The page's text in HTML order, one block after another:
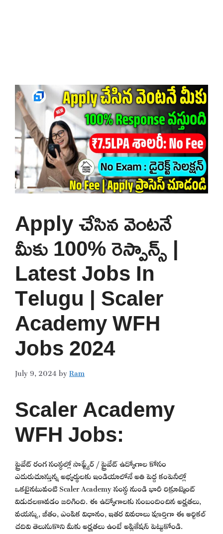
Apply చేసిన వెంటనే
మీకు 100% రెస్పాన్స్ |
Latest Jobs In
Telugu | Scaler
Academy WFH
Jobs 2024
July 9, 2024byRam
Scaler Academy
WFH Jobs:
ప్రైవేట్ రంగ సంస్థల్లో సాఫ్ట్వేర్ / ప్రైవేట్ ఉద్యోగాల కోసం
ఎదురుచూస్తున్న అభ్యర్థులకు ఇండియాలోనే అతి పెద్ద కంపెనీల్లో
ఒకటైనటువంటి Scaler Academy సంస్థ నుండి భారీ రిక్రూట్మెంట్
విడుదలకావడం జరిగింది. ఈ ఉద్యోగాలకు సంబందించిన అర్హతలు,
వయస్సు, జీతం, ఎంపిక విధానం, ఇతర వివరాలు పూర్తిగా ఈ ఆర్టికల్
చదివి తెలుసుకొని మీకు అర్హతలు ఉంటే అప్లికేషన్ పెట్టుకోండి.